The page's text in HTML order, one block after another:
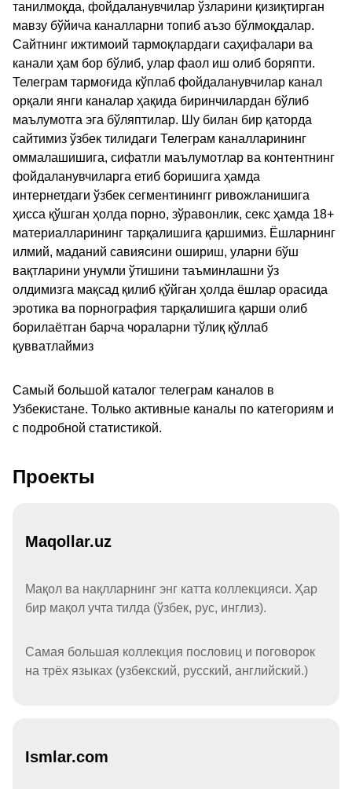
танилмоқда, фойдаланувчилар ўзларини қизиқтирган
мавзу бўйича каналларни топиб аъзо бўлмоқдалар.
Сайтнинг ижтимоий тармоқлардаги саҳифалари ва
канали ҳам бор бўлиб, улар фаол иш олиб боряпти.
Телеграм тармоғида кўплаб фойдаланувчилар канал
орқали янги каналар ҳақида биринчилардан бўлиб
маълумотга эга бўляптилар. Шу билан бир қаторда
сайтимиз ўзбек тилидаги Телеграм каналларининг
оммалашишига, сифатли маълумотлар ва контентнинг
фойдаланувчиларга етиб боришига ҳамда
интернетдаги ўзбек сегментинингг ривожланишига
ҳисса қўшган ҳолда порно, зўравонлик, секс ҳамда 18+
материалларининг тарқалишига қаршимиз. Ёшларнинг
илмий, маданий савиясини ошириш, уларни бўш
вақтларини унумли ўтишини таъминлашни ўз
олдимизга мақсад қилиб қўйган ҳолда ёшлар орасида
эротика ва порнография тарқалишига қарши олиб
борилаётган барча чораларни тўлиқ қўллаб
қувватлаймиз
Самый большой каталог телеграм каналов в
Узбекистане. Только активные каналы по категориям и
с подробной статистикой.
Проекты
Maqollar.uz
Мақол ва нақлларнинг энг катта коллекцияси. Ҳар
бир мақол учта тилда (ўзбек, рус, инглиз).
Самая большая коллекция пословиц и поговорок
на трёх языках (узбекский, русский, английский.)
Ismlar.com